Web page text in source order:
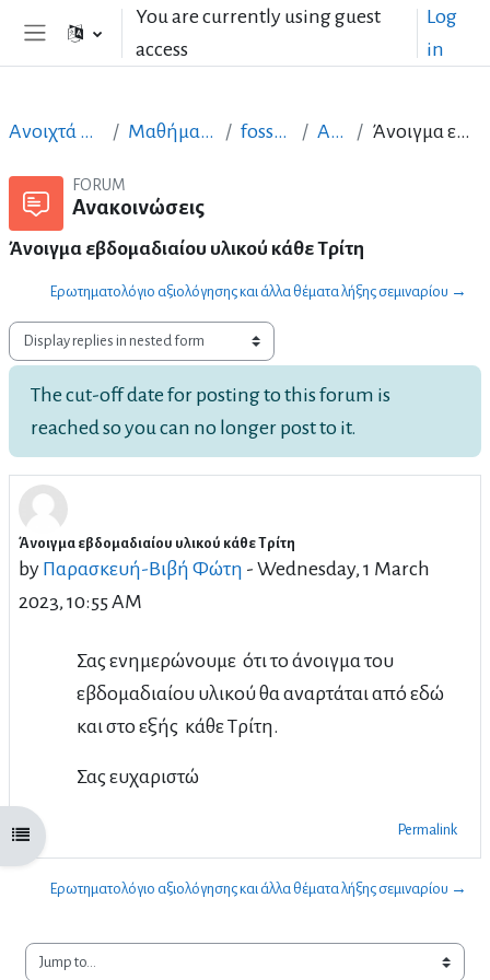
Skip to main contentYou are currently using guest
access
Log
in
Open course index
Ανοιχτά Μαθήματα στα Ελληνικά Μαθήματα Ψηφιακών Δεξιοτήτων fossbot_nhpiagwgeio Ανακοινώσεις Άνοιγμα εβδομαδιαίου υλικού κάθε Τρίτη
FORUM
Ανακοινώσεις
Άνοιγμα εβδομαδιαίου υλικού κάθε Τρίτη
Ερωτηματολόγιο αξιολόγησης και άλλα θέματα λήξης σεμιναρίου →
Display mode
The cut-off date for posting to this forum is
reached so you can no longer post to it.
Άνοιγμα εβδομαδιαίου υλικού κάθε Τρίτη
by Παρασκευή-Bιβή Φώτη - Wednesday, 1 March
2023, 10:55 AM
Number of replies: 0
Σας ενημερώνουμε ότι το άνοιγμα του
εβδομαδιαίου υλικού θα αναρτάται από εδώ
και στο εξής κάθε Τρίτη.
Σας ευχαριστώ
Permalink
Ερωτηματολόγιο αξιολόγησης και άλλα θέματα λήξης σεμιναρίου →